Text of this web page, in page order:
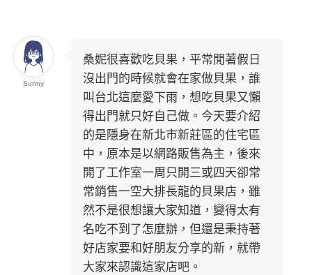
Sunny
桑妮很喜歡吃貝果，平常閒著假日
沒出門的時候就會在家做貝果，誰
叫台北這麼愛下雨，想吃貝果又懶
得出門就只好自己做。今天要介紹
的是隱身在新北市新莊區的住宅區
中，原本是以網路販售為主，後來
開了工作室一周只開三或四天卻常
常銷售一空大排長龍的貝果店，雖
然不是很想讓大家知道，變得太有
名吃不到了怎麼辦，但還是秉持著
好店家要和好朋友分享的新，就帶
大家來認識這家店吧。